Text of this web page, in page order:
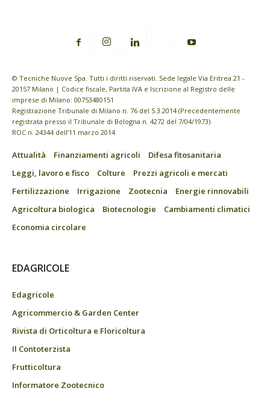
© Tecniche Nuove Spa. Tutti i diritti riservati. Sede legale Via Eritrea 21 -
20157 Milano | Codice fiscale, Partita IVA e Iscrizione al Registro delle
imprese di Milano: 00753480151
Registrazione Tribunale di Milano n. 76 del 5.3.2014 (Precedentemente
registrata presso il Tribunale di Bologna n. 4272 del 7/04/1973)
ROC n. 24344 dell’11 marzo 2014
Attualità Finanziamenti agricoli
Difesa fitosanitaria
Leggi, lavoro e fisco
Colture
Prezzi agricoli e mercati
Fertilizzazione
Irrigazione Zootecnia
Energie rinnovabili
Agricoltura biologica
Biotecnologie
Cambiamenti climatici
Economia circolare
EDAGRICOLE
Edagricole
Agricommercio & Garden Center
Rivista di Orticoltura e Floricoltura
Il Contoterzista
Frutticoltura
Informatore Zootecnico